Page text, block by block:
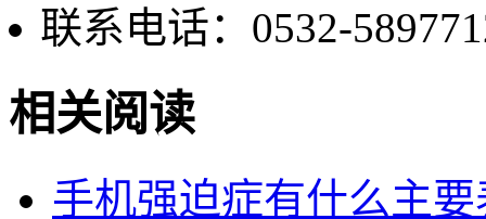
联系电话：0532-
相关阅读
手机强迫症有什么主